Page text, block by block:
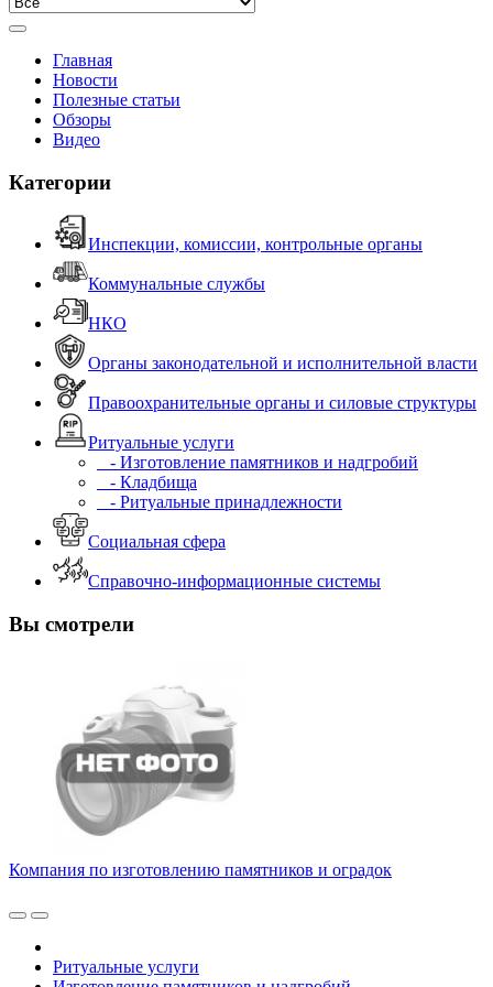
Главная
Новости
Полезные статьи
Обзоры
Видео
Категории
Инспекции, комиссии, контрольные органы
Коммунальные службы
НКО
Органы законодательной и исполнительной власти
Правоохранительные органы и силовые структуры
Ритуальные услуги
- Изготовление памятников и надгробий
- Кладбища
- Ритуальные принадлежности
Социальная сфера
Справочно-информационные системы
Вы смотрели
Компания по изготовлению памятников и оградок
Ритуальные услуги